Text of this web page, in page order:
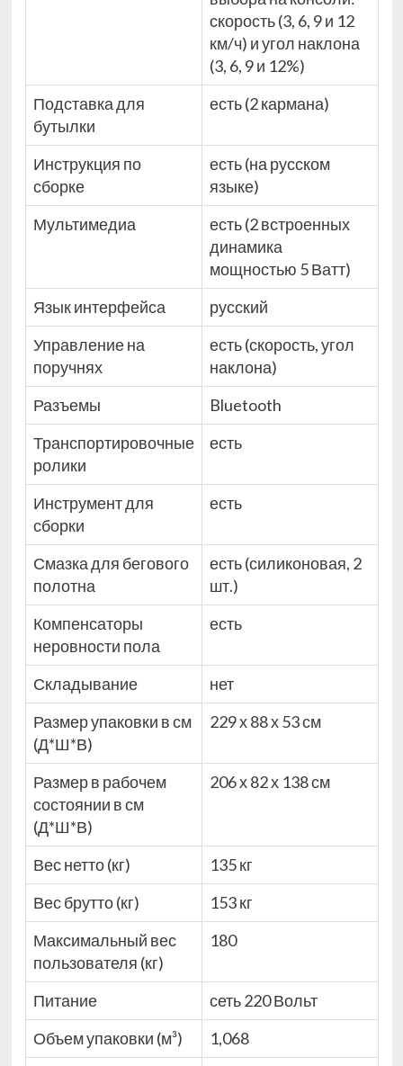
скорость (3, 6, 9 и 12
км/ч) и угол наклона
(3, 6, 9 и 12%)
Подставка для
бутылки
есть (2 кармана)
Инструкция по
сборке
есть (на русском
языке)
Мультимедиа
есть (2 встроенных
динамика
мощностью 5 Ватт)
Язык интерфейса
русский
Управление на
поручнях
есть (скорость, угол
наклона)
Разъемы
Bluetooth
Транспортировочные
ролики
есть
Инструмент для
сборки
есть
Смазка для бегового
полотна
есть (силиконовая, 2
шт.)
Компенсаторы
неровности пола
есть
Складывание
нет
Размер упаковки в см
(Д*Ш*В)
229 х 88 х 53 см
Размер в рабочем
состоянии в см
(Д*Ш*В)
206 х 82 х 138 см
Вес нетто (кг)
135 кг
Вес брутто (кг)
153 кг
Максимальный вес
пользователя (кг)
180
Питание
сеть 220 Вольт
Объем упаковки (м³)
1,068